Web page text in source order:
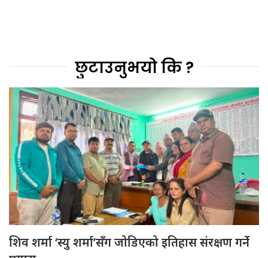
छुटाउनुभयो कि ?
शिव शर्मा ‘स्यु शर्मा’सँग जोडिएको इतिहास संरक्षण गर्ने